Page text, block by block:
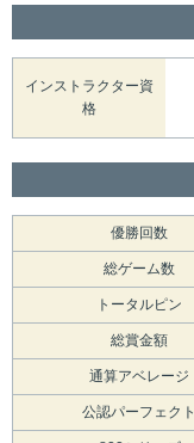
インストラクター資
格
優勝回数
総ゲーム数
トータルピン
総賞金額
通算アベレージ
公認パーフェクト